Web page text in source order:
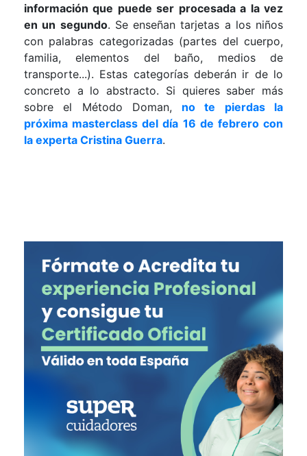
información que puede ser procesada a la vez
en un segundo. Se enseñan tarjetas a los niños
con palabras categorizadas (partes del cuerpo,
familia, elementos del baño, medios de
transporte...). Estas categorías deberán ir de lo
concreto a lo abstracto. Si quieres saber más
sobre el Método Doman, no te pierdas la
próxima masterclass del día 16 de febrero con
la experta Cristina Guerra.